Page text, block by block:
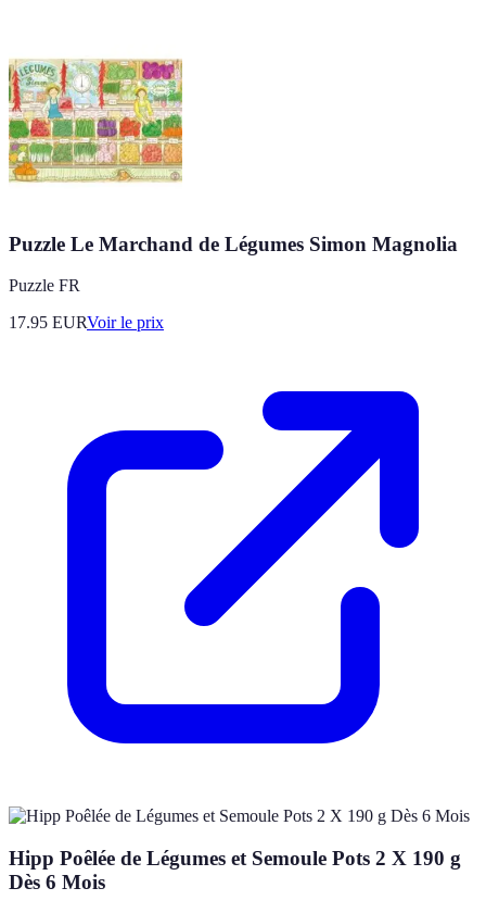
Puzzle Le Marchand de Légumes Simon Magnolia
Puzzle FR
17.95 EURVoir le prix
Hipp Poêlée de Légumes et Semoule Pots 2 X 190 g
Dès 6 Mois